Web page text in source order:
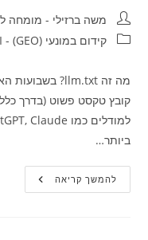
לבנות
תוכן
שיופיע
מחבר:משה ברזילי - מומחה
קטגוריה:קידום במונעי AI - (GEO)
ביותר…
להמשך קריאהמה
זה